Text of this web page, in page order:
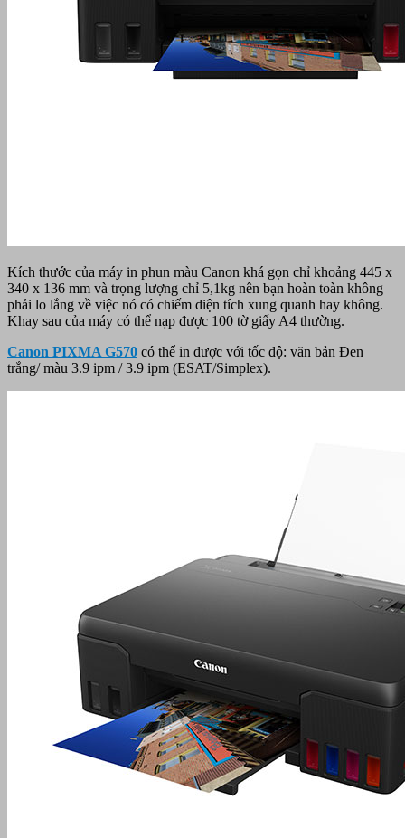
Kích thước của máy in phun màu Canon khá gọn chỉ khoảng 445 x
340 x 136 mm và trọng lượng chỉ 5,1kg nên bạn hoàn toàn không
phải lo lắng về việc nó có chiếm diện tích xung quanh hay không.
Khay sau của máy có thể nạp được 100 tờ giấy A4 thường.
Canon PIXMA G570 có thể in được với tốc độ: văn bản Đen
trắng/ màu 3.9 ipm / 3.9 ipm (ESAT/Simplex).